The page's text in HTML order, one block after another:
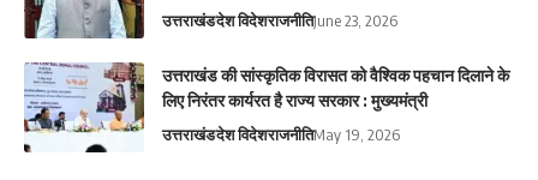
उत्तराखंडदेश विदेशराजनीतिJune 23, 2026
उत्तराखंड की सांस्कृतिक विरासत को वैश्विक पहचान दिलाने के
लिए निरंतर कार्यरत है राज्य सरकार : मुख्यमंत्री
उत्तराखंडदेश विदेशराजनीतिMay 19, 2026